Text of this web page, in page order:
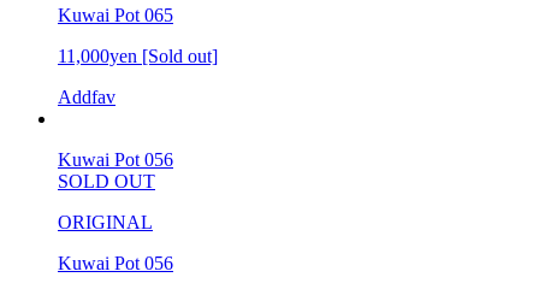
Kuwai Pot 065
11,000yen [Sold out]
Addfav
Kuwai Pot 056
SOLD OUT
ORIGINAL
Kuwai Pot 056